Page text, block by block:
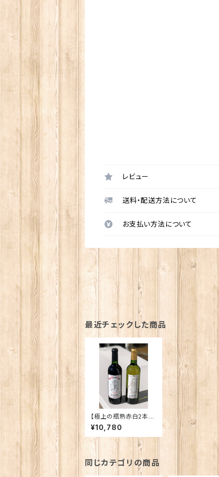
レビュー
送料・配送方法について
お支払い方法について
最近チェックした商品
【極上の瓶熟赤白2本セ
ット】自家栽培樹齢60
年古樹甲州白ワインと
日本の赤のイメージを
一新する瓶熟本格赤ワ
イン 最上級のワイン
¥10,780
同じカテゴリの商品